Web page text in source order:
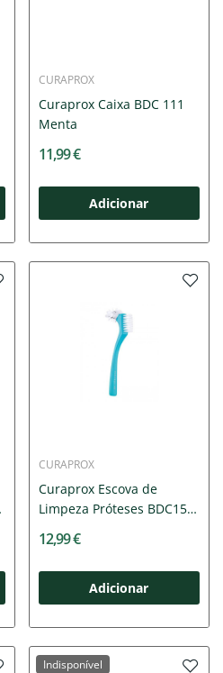
CURAPROX
Curaprox Caixa BDC 111
Menta
11,99 €
Adicionar
CURAPROX
Curaprox Escova de
Limpeza Próteses BDC152
12,99 €
Adicionar
Indisponível